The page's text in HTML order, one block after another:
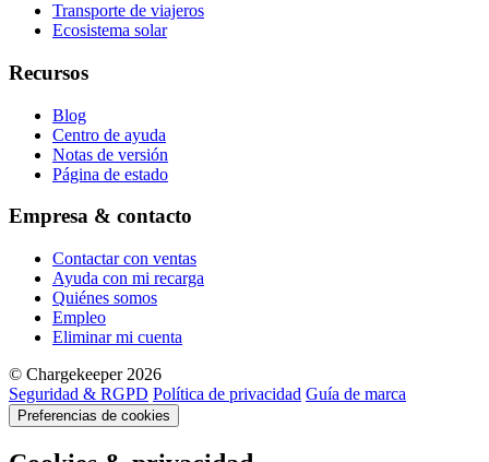
Transporte de viajeros
Ecosistema solar
Recursos
Blog
Centro de ayuda
Notas de versión
Página de estado
Empresa & contacto
Contactar con ventas
Ayuda con mi recarga
Quiénes somos
Empleo
Eliminar mi cuenta
© Chargekeeper 2026
Seguridad & RGPD Política de privacidad Guía de marca
Preferencias de cookies